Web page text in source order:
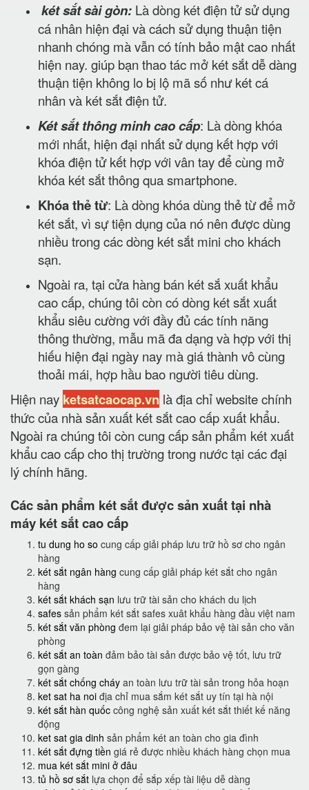
két sắt sài gòn: Là dòng két điện tử sử dụng
cá nhân hiện đại và cách sử dụng thuận tiện
nhanh chóng mà vẫn có tính bảo mật cao nhất
hiện nay. giúp bạn thao tác mở két sắt dễ dàng
thuận tiện không lo bị lộ mã số như két cá
nhân và két sắt điện tử.
Két sắt thông minh cao cấp: Là dòng khóa
mới nhất, hiện đại nhất sử dụng kết hợp với
khóa điện tử kết hợp với vân tay để cùng mở
khóa két sắt thông qua smartphone.
Khóa thẻ từ: Là dòng khóa dùng thẻ từ để mở
két sắt, vì sự tiện dụng của nó nên được dùng
nhiều trong các dòng két sắt mini cho khách
sạn.
Ngoài ra, tại cửa hàng bán két sắ xuất khẩu
cao cấp, chúng tôi còn có dòng két sắt xuất
khẩu siêu cường với đầy đủ các tính năng
thông thường, mẫu mã đa dạng và hợp với thị
hiếu hiện đại ngày nay mà giá thành vô cùng
thoải mái, hợp hầu bao người tiêu dùng.
Hiện nay ketsatcaocap.vn là địa chỉ website chính
thức của nhà sản xuất két sắt cao cấp xuất khẩu.
Ngoài ra chúng tôi còn cung cấp sản phẩm két xuất
khẩu cao cấp cho thị trường trong nước tại các đại
lý chính hãng.
Các sản phẩm két sắt được sản xuất tại nhà
máy két sắt cao cấp
tu dung ho so cung cấp giải pháp lưu trữ hồ sơ cho ngân
hàng
két sắt ngân hàng cung cấp giải pháp két sắt cho ngân
hàng
két sắt khách sạn lưu trữ tài sản cho khách du lịch
safes sản phẩm két sắt safes xuât khẩu hàng đầu việt nam
két sắt văn phòng đem lại giải pháp bảo vệ tài sản cho văn
phòng
két sắt an toàn đảm bảo tài sản được bảo vệ tốt, lưu trữ
gọn gàng
két sắt chống cháy an toàn lưu trữ tài sản trong hỏa hoạn
ket sat ha noi địa chỉ mua sắm két sắt uy tín tại hà nội
két sắt hàn quốc công nghệ sản xuất két sắt thiết kế năng
động
ket sat gia dinh sản phẩm két an toàn cho gia đình
két sắt đựng tiền giá rẻ được nhiều khách hàng chọn mua
mua két sắt mini ở đâu
tủ hồ sơ sắt lựa chọn để sắp xếp tài liệu dễ dàng